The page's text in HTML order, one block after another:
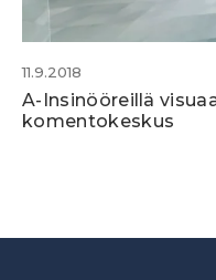
11.9.2018
A-Insinööreillä
komentokeskus